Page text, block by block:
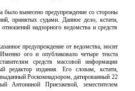
было вынесено предупреждение со стороны
принятых судами. Данное дело, кстати,
надзорного ведомства и средств
предупреждение от ведомства, носит
ого и опубликовало четыре текста
средств массовой информации
редактор издания. Его словам, кстати,
Роскомнадзором, датированный 22
Антониной Приезжевой, земестителем